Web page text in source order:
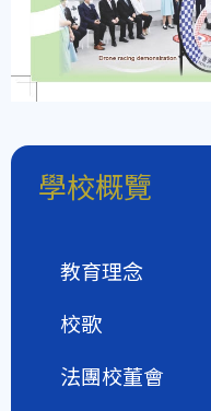
學校概覽
教育理念
校歌
法團校董會